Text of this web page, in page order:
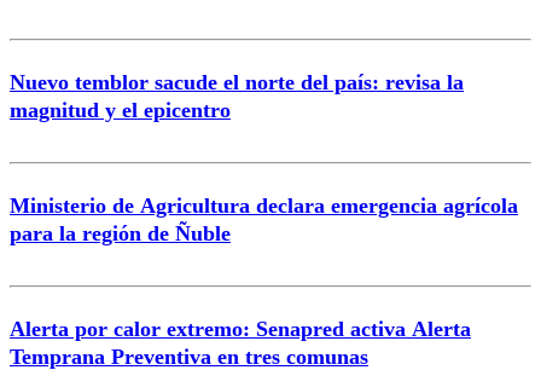
Nuevo temblor sacude el norte del país: revisa la
magnitud y el epicentro
Ministerio de Agricultura declara emergencia agrícola
para la región de Ñuble
Alerta por calor extremo: Senapred activa Alerta
Temprana Preventiva en tres comunas